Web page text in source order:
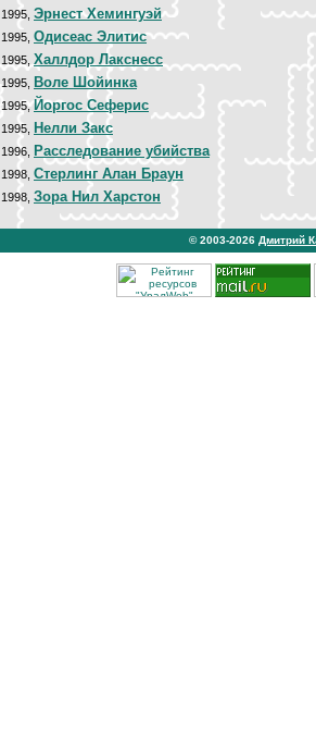
1995, Эрнест Хемингуэй
1995, Одисеас Элитис
1995, Халлдор Лакснесс
1995, Воле Шойинка
1995,Йоргос Сеферис
1995, Нелли Закс
1996, Расследование убийства
1998, Стерлинг Алан Браун
1998, Зора Нил Харстон
© 2003-2026 Дмитрий